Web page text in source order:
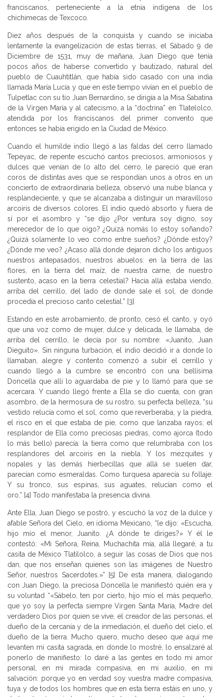
franciscanos, perteneciente a la etnia indígena de los
chichimecas de Texcoco.
Diez años después de la conquista y cuando se iniciaba
lentamente la evangelización de estas tierras, el Sábado 9 de
Diciembre de 1531, muy de mañana, Juan Diego que tenía
pocos años de haberse convertido y bautizado, natural del
pueblo de Cuauhtitlán, que había sido casado con una india
llamada María Lucía y que en este tiempo vivían en el pueblo de
Tulpetlac con su tío Juan Bernardino, se dirigía a la Misa Sabatina
de la Virgen María y al catecismo, a la “doctrina” en Tlatelolco,
atendida por los franciscanos del primer convento que
entonces se había erigido en la Ciudad de México.
Cuando el humilde indio llegó a las faldas del cerro llamado
Tepeyac, de repente escuchó cantos preciosos, armoniosos y
dulces que venían de lo alto del cerro, le pareció que eran
coros de distintas aves que se respondían unos a otros en un
concierto de extraordinaria belleza, observó una nube blanca y
resplandeciente, y que se alcanzaba a distinguir un maravilloso
arcoiris de diversos colores. El indio quedó absorto y fuera de
sí por el asombro y “se dijo ¿Por ventura soy digno, soy
merecedor de lo que oigo? ¿Quizá nomás lo estoy soñando?
¿Quizá solamente lo veo como entre sueños? ¿Dónde estoy?
¿Dónde me veo? ¿Acaso allá donde dejaron dicho los antiguos
nuestros antepasados, nuestros abuelos: en la tierra de las
flores, en la tierra del maíz, de nuestra carne, de nuestro
sustento, acaso en la tierra celestial? Hacia allá estaba viendo,
arriba del cerrillo, del lado de donde sale el sol, de donde
procedía el precioso canto celestial.” [3]
Estando en este arrobamiento, de pronto, cesó el canto, y oyó
que una voz como de mujer, dulce y delicada, le llamaba, de
arriba del cerrillo, le decía por su nombre: «Juanito, Juan
Dieguito». Sin ninguna turbación, el indio decidió ir a donde lo
llamaban, alegre y contento comenzó a subir el cerrillo y
cuando llegó a la cumbre se encontró con una bellísima
Doncella que allí lo aguardaba de pie y lo llamó para que se
acercara. Y cuando llegó frente a Ella se dio cuenta, con gran
asombro, de la hermosura de su rostro, su perfecta belleza, “su
vestido relucía como el sol, como que reverberaba, y la piedra,
el risco en el que estaba de pie, como que lanzaba rayos; el
resplandor de Ella como preciosas piedras, como ajorca (todo
lo más bello) parecía: la tierra como que relumbraba con los
resplandores del arcoiris en la niebla. Y los mezquites y
nopales y las demás hierbecillas que allá se suelen dar,
parecían como esmeraldas. Como turquesa aparecía su follaje.
Y su tronco, sus espinas, sus aguates, relucían como el
oro.” [4] Todo manifestaba la presencia divina.
Ante Ella, Juan Diego se postró, y escuchó la voz de la dulce y
afable Señora del Cielo, en idioma Mexicano, “le dijo: «Escucha,
hijo mío el menor, Juanito. ¿A dónde te diriges?» Y él le
contestó: «Mi Señora, Reina, Muchachita mía, allá llegaré, a tu
casita de México Tlatilolco, a seguir las cosas de Dios que nos
dan, que nos enseñan quienes son las imágenes de Nuestro
Señor, nuestros Sacerdotes.»” [5] De esta manera, dialogando
con Juan Diego, la preciosa Doncella le manifiestó quién era y
su voluntad “«Sábelo, ten por cierto, hijo mío el más pequeño,
que yo soy la perfecta siempre Virgen Santa María, Madre del
verdadero Dios por quien se vive, el creador de las personas, el
dueño de la cercanía y de la inmediación, el dueño del cielo, el
dueño de la tierra. Mucho quiero, mucho deseo que aquí me
levanten mi casita sagrada, en donde lo mostré, lo ensalzaré al
ponerlo de manifiesto: lo daré a las gentes en todo mi amor
personal, en mi mirada compasiva, en mi auxilio, en mi
salvación: porque yo en verdad soy vuestra madre compasiva,
tuya y de todos los hombres que en esta tierra estáis en uno, y